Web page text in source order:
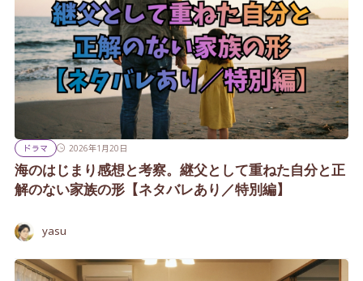
ドラマ 2026年1月20日
海のはじまり感想と考察。継父として重ねた自分と正
解のない家族の形【ネタバレあり／特別編】
yasu